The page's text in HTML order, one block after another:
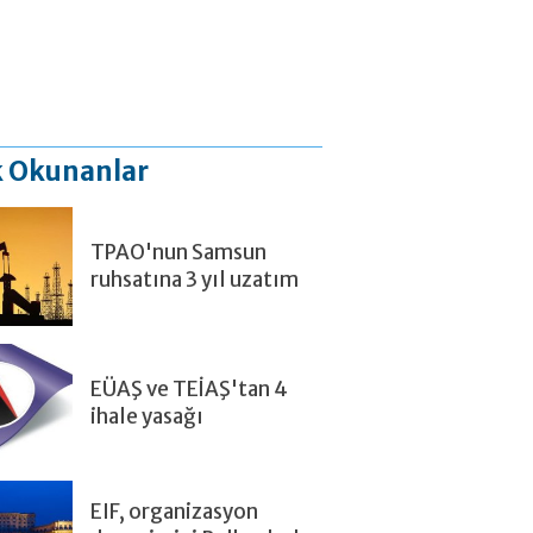
Okunanlar
TPAO'nun Samsun
ruhsatına 3 yıl uzatım
EÜAŞ ve TEİAŞ'tan 4
ihale yasağı
EIF, organizasyon